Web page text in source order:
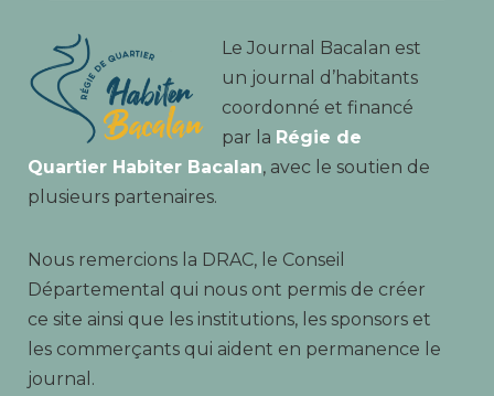
Le Journal Bacalan est
un journal d’habitants
coordonné et financé
par la Régie de
Quartier Habiter Bacalan, avec le soutien de
plusieurs partenaires.
Nous remercions la DRAC, le Conseil
Départemental qui nous ont permis de créer
ce site ainsi que les institutions, les sponsors et
les commerçants qui aident en permanence le
journal.